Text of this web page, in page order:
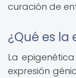
curación de
¿Qué es la
La
expresión